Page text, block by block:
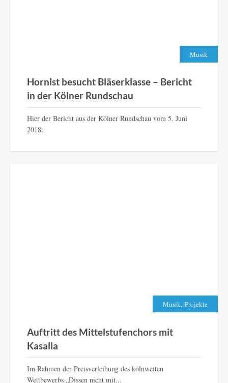
Musik
Hornist besucht Bläserklasse – Bericht
in der Kölner Rundschau
Hier der Bericht aus der Kölner Rundschau vom 5. Juni
2018:
Musik, Projekte
Auftritt des Mittelstufenchors mit
Kasalla
Im Rahmen der Preisverleihung des kölnweiten
Wettbewerbs „Dissen nicht mit...